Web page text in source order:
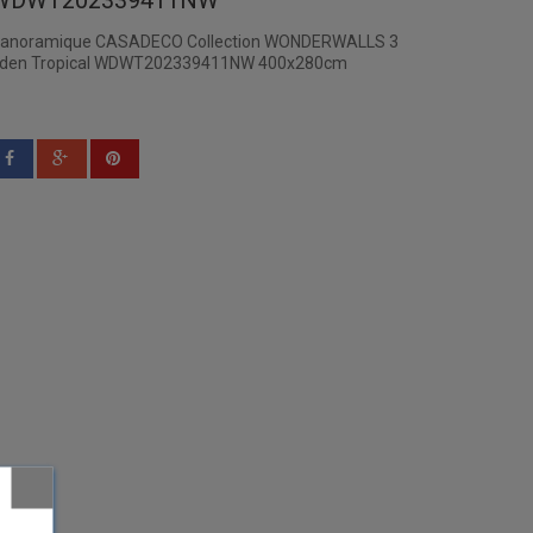
CASADECO Collection WONDERWALLS 3
Tropical WDWT202339411NW 400x280cm